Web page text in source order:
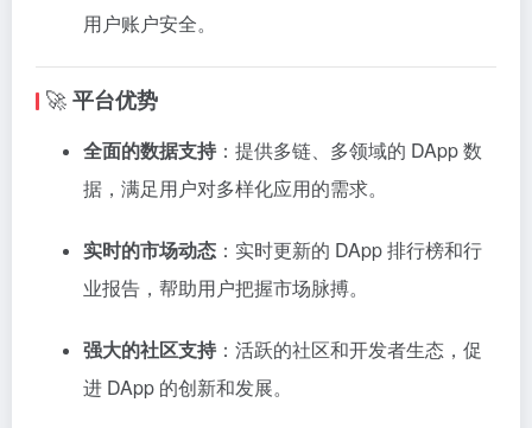
用户账户安全。
🚀平台优势
全面的数据支持 ： 提供多链、多领域的 DApp 数
据，满足用户对多样化应用的需求。
实时的市场动态 ： 实时更新的 DApp 排行榜和行
业报告，帮助用户把握市场脉搏。
强大的社区支持 ： 活跃的社区和开发者生态，促
进 DApp 的创新和发展。